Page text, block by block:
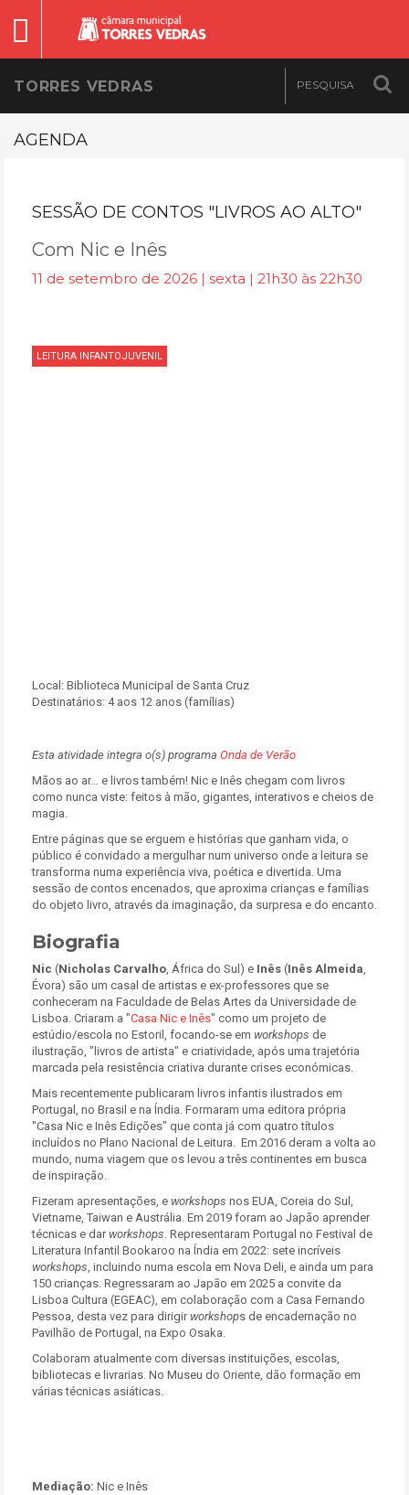
TORRES VEDRAS
AGENDA
SESSÃO DE CONTOS "LIVROS AO ALTO"
Com Nic e Inês
11 de setembro de 2026 | sexta | 21h30 às 22h30
LEITURA INFANTOJUVENIL
Local: Biblioteca Municipal de Santa Cruz
Destinatários: 4 aos 12 anos (famílias)
Esta atividade integra o(s) programa Onda de Verão
Mãos ao ar… e livros também! Nic e Inês chegam com livros
como nunca viste: feitos à mão, gigantes, interativos e cheios de
magia.
Entre páginas que se erguem e histórias que ganham vida, o
público é convidado a mergulhar num universo onde a leitura se
transforma numa experiência viva, poética e divertida. Uma
sessão de contos encenados, que aproxima crianças e famílias
do objeto livro, através da imaginação, da surpresa e do encanto.
Biografia
Nic (Nicholas Carvalho, África do Sul) e Inês (Inês Almeida,
Évora) são um casal de artistas e ex-professores que se
conheceram na Faculdade de Belas Artes da Universidade de
Lisboa. Criaram a "Casa Nic e Inês" como um projeto de
estúdio/escola no Estoril, focando-se em workshops de
ilustração, "livros de artista" e criatividade, após uma trajetória
marcada pela resistência criativa durante crises económicas.
Mais recentemente publicaram livros infantis ilustrados em
Portugal, no Brasil e na Índia. Formaram uma editora própria
"Casa Nic e Inês Edições" que conta já com quatro títulos
incluídos no Plano Nacional de Leitura. Em 2016 deram a volta ao
mundo, numa viagem que os levou a três continentes em busca
de inspiração.
Fizeram apresentações, e workshops nos EUA, Coreia do Sul,
Vietname, Taiwan e Austrália. Em 2019 foram ao Japão aprender
técnicas e dar workshops. Representaram Portugal no Festival de
Literatura Infantil Bookaroo na Índia em 2022: sete incríveis
workshops, incluindo numa escola em Nova Deli, e ainda um para
150 crianças. Regressaram ao Japão em 2025 a convite da
Lisboa Cultura (EGEAC), em colaboração com a Casa Fernando
Pessoa, desta vez para dirigir workshops de encadernação no
Pavilhão de Portugal, na Expo Osaka.
Colaboram atualmente com diversas instituições, escolas,
bibliotecas e livrarias. No Museu do Oriente, dão formação em
várias técnicas asiáticas.
Mediação: Nic e Inês